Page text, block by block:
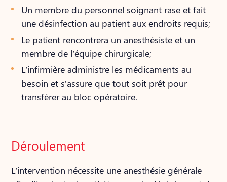
Un membre du personnel soignant rase et fait
une désinfection au patient aux endroits requis;
Le patient rencontrera un anesthésiste et un
membre de l’équipe chirurgicale;
L’infirmière administre les médicaments au
besoin et s’assure que tout soit prêt pour
transférer au bloc opératoire.
Déroulement
L’intervention nécessite une anesthésie générale